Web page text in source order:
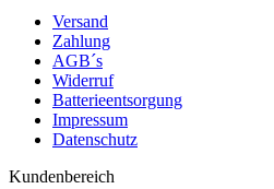
Versand
Zahlung
AGB´s
Widerruf
Batterieentsorgung
Impressum
Datenschutz
Kundenbereich